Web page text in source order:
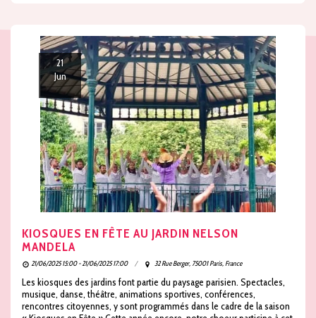
21
Jun
KIOSQUES EN FÊTE AU JARDIN NELSON
MANDELA
21/06/2025 15:00 - 21/06/2025 17:00 32 Rue Berger, 75001 Paris, France
Les kiosques des jardins font partie du paysage parisien. Spectacles,
musique, danse, théâtre, animations sportives, conférences,
rencontres citoyennes, y sont programmés dans le cadre de la saison